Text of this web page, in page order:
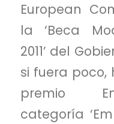
European
la ‘Beca
2011’ del
si fuera poco,
premio
categoría